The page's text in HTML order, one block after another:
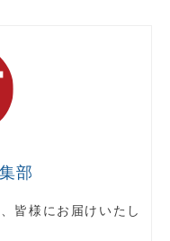
部
皆様にお届けいたし